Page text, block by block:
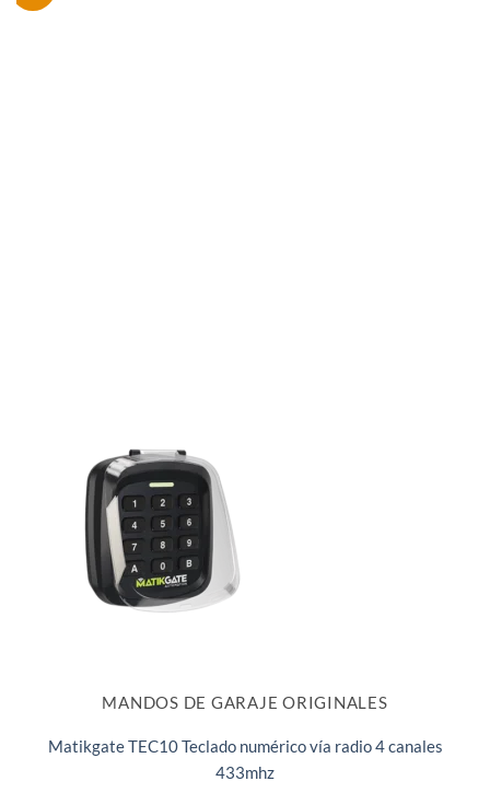
MANDOS DE GARAJE ORIGINALES
Matikgate TEC10 Teclado numérico vía radio 4 canales
433mhz